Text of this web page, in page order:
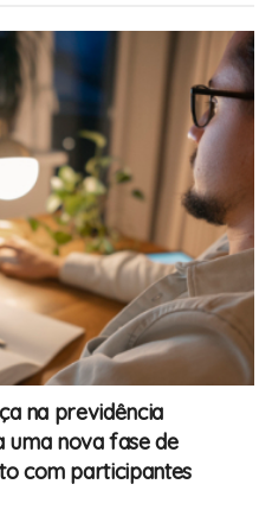
na previdência
nova fase de
com participantes